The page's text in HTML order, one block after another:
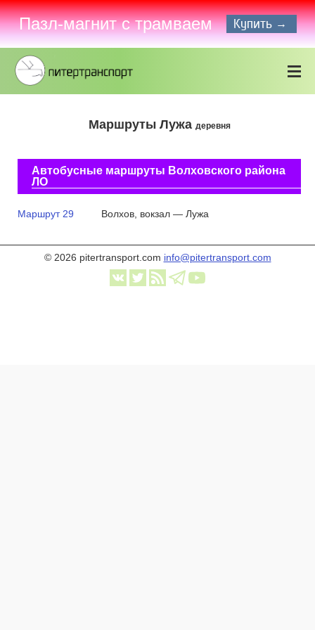
Пазл-магнит с трамваем Купить →
Маршруты Лужа деревня
Автобусные маршруты Волховского района
ЛО
Маршрут 29 Волхов, вокзал — Лужа
© 2026 pitertransport.com info@pitertransport.com